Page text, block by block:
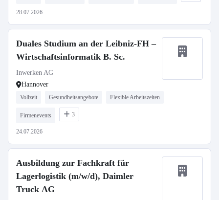
28.07.2026
Duales Studium an der Leibniz-FH –
Wirtschaftsinformatik B. Sc.
Inwerken AG
Hannover
Vollzeit Gesundheitsangebote Flexible Arbeitszeiten
Firmenevents 3
24.07.2026
Ausbildung zur Fachkraft für
Lagerlogistik (m/w/d), Daimler
Truck AG